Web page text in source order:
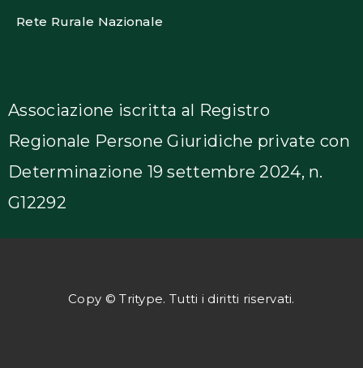
Rete Rurale Nazionale
Associazione iscritta al Registro
Regionale Persone Giuridiche private con
Determinazione 19 settembre 2024, n.
G12292
Copy © Tritype. Tutti i diritti riservati.